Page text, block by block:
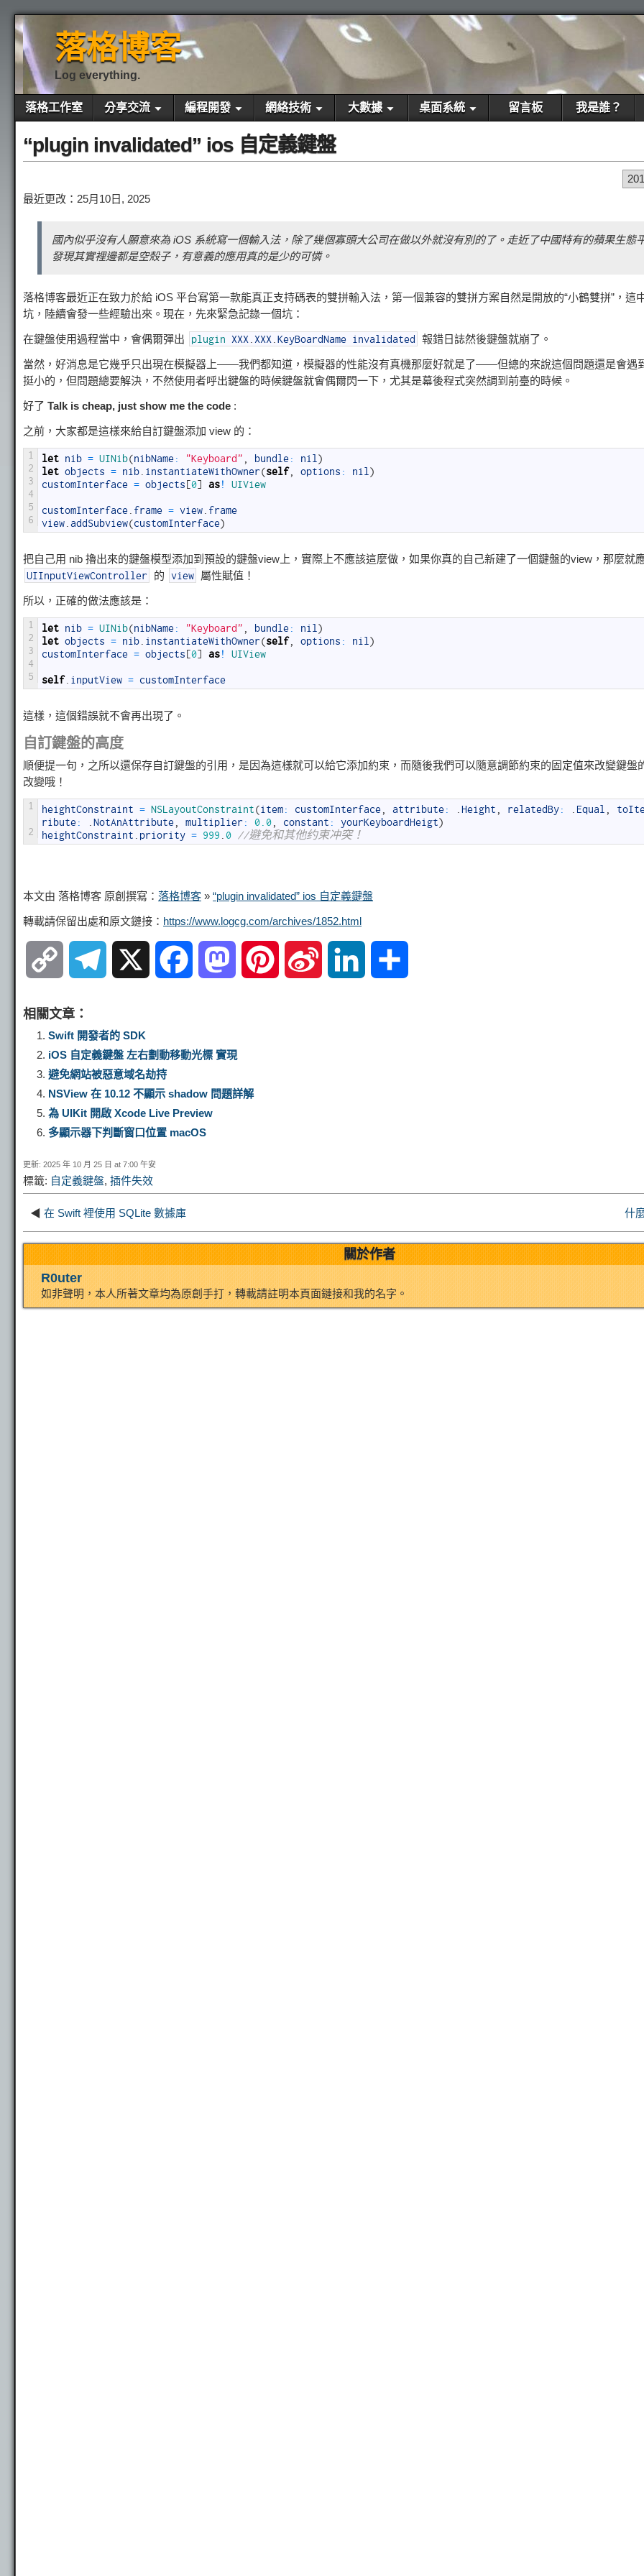
落格博客
Log everything.
落格工作室 分享交流 編程開發 網絡技術 大數據 桌面系統 留言板 我是誰？
“plugin invalidated” ios 自定義鍵盤
最近更改：25月10日, 2025
國內似乎沒有人願意來為 iOS 系統寫一個輸入法，除了幾個寡頭大公司在做以外就沒有別的了。走近了中國特有的蘋果生態
發現其實裡邊都是空殼子，有意義的應用真的是少的可憐。
落格博客最近正在致力於給 iOS 平台寫第一款能真正支持碼表的雙拼輸入法，第一個兼容的雙拼方案自然是開放的“小鶴雙拼”，這
坑，陸續會發一些經驗出來。現在，先來緊急記錄一個坑：
在鍵盤使用過程當中，會偶爾彈出 plugin XXX XXX KeyBoardName invalidated 報錯日誌然後鍵盤就崩了。
當然，好消息是它幾乎只出現在模擬器上——我們都知道，模擬器的性能沒有真機那麼好就是了——但總的來說這個問題還是會遇
挺小的，但問題總要解決，不然使用者呼出鍵盤的時候鍵盤就會偶爾閃一下，尤其是幕後程式突然調到前臺的時候。
好了 Talk is cheap, just show me the code :
之前，大家都是這樣來給自訂鍵盤添加 view 的：
1
2
3
4
5
6
let nib = UINib(nibName: "Keyboard" bundle: nil )
let objects = nib instantiateWithOwner(self, options : nil )
customInterface = objects [0] as! UIView
customInterface frame = view frame
view addSubview(customInterface)
把自己用 nib 擼出來的鍵盤模型添加到預設的鍵盤view上，實際上不應該這麼做，如果你真的自己新建了一個鍵盤的view，那麼就
UIInputViewController 的 view 屬性賦值！
所以，正確的做法應該是：
1
2
3
4
5
let nib = UINib(nibName: "Keyboard" bundle: nil )
let objects = nib instantiateWithOwner(self, options : nil )
customInterface = objects [0] as! UIView
self. inputView = customInterface
這樣，這個錯誤就不會再出現了。
自訂鍵盤的高度
順便提一句，之所以還保存自訂鍵盤的引用，是因為這樣就可以給它添加約束，而隨後我們可以隨意調節約束的固定值來改變鍵
改變哦！
1
2
heightConstraint = NSLayoutConstraint(item: customInterface attribute: Height relatedBy: Equal
ribute: NotAnAttribute multiplier: 0.0 constant : yourKeyboardHeigt)
heightConstraint
priority = 999 0 //避免和其他约束冲突！
本文由 落格博客 原創撰寫： 落格博客 » “plugin invalidated” ios 自定義鍵盤
轉載請保留出處和原文鏈接： https://www.logcg.com/archives/1852.html
p
y
L
n
k
l
e
g
a
m
b
t o
相關文章：
Swift 開發者的 SDK
iOS 自定義鍵盤 左右劃動移動光標 實現
避免網站被惡意域名劫持
NSView 在 10.12 不顯示 shadow 問題詳解
為 UIKit 開啟 Xcode Live Preview
多顯示器下判斷窗口位置 macOS
更新: 2025 年 10 月 25 日 at 7:00 午安
標籤: 自定義鍵盤, 插件失效
◀ 在 Swift 裡使用 SQLite 數據庫 什
關於作者
R0uter
如非聲明，本人所著文章均為原創手打，轉載請註明本頁面鏈接和我的名字。